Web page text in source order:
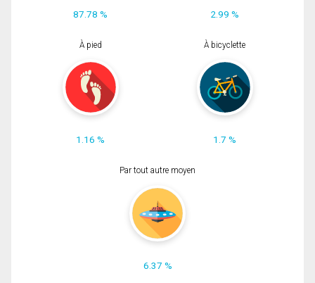
87.78 % 2.99 %
À pied
1.16 %
À bicyclette
1.7 %
Par tout autre moyen
6.37 %